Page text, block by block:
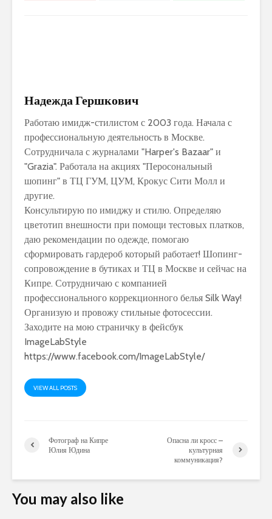
Надежда Гершкович
Работаю имидж-стилистом с 2003 года. Начала с
профессиональную деятельность в Москве.
Сотрудничала с журналами "Harper's Bazaar" и
"Grazia". Работала на акциях "Перосональный
шопинг" в ТЦ ГУМ, ЦУМ, Крокус Сити Молл и
другие.
Консультирую по имиджу и стилю. Определяю
цветотип внешности при помощи тестовых платков,
даю рекомендации по одежде, помогаю
сформировать гардероб который работает! Шопинг-
сопровождение в бутиках и ТЦ в Москве и сейчас на
Кипре. Сотрудничаю с компанией
профессионального коррекционного белья Silk Way!
Организую и провожу стильные фотосессии.
Заходите на мою страничку в фейсбук
ImageLabStyle
https://www.facebook.com/ImageLabStyle/
VIEW ALL POSTS
Фотограф на Кипре
Юлия Юдина
Опасна ли кросс –
культурная
коммуникация?
You may also like